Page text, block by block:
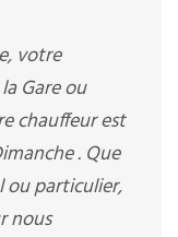
votre
Gare ou
chauffeur est
. Que
ou particulier,
nous